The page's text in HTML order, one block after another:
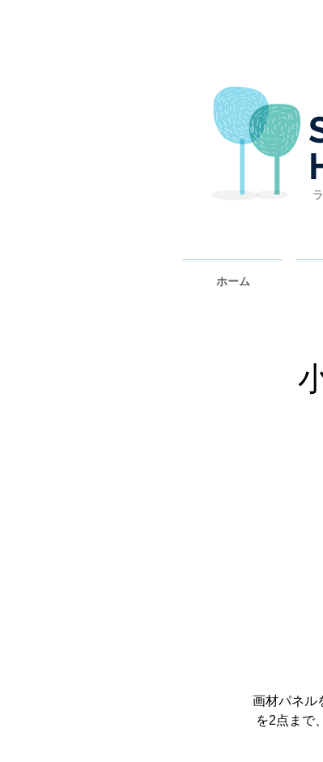
ホーム
画材パネル
を2点まで